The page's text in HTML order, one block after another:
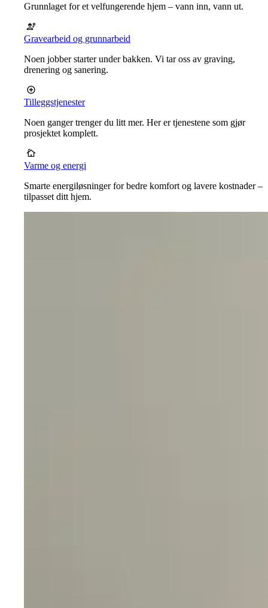
Grunnlaget for et velfungerende hjem – vann inn, vann ut.
Gravearbeid og grunnarbeid
Noen jobber starter under bakken. Vi tar oss av graving,
drenering og sanering.
Tilleggstjenester
Noen ganger trenger du litt mer. Her er tjenestene som gjør
prosjektet komplett.
Varme og energi
Smarte energiløsninger for bedre komfort og lavere kostnader –
tilpasset ditt hjem.